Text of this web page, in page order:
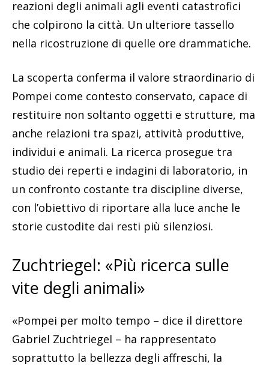
reazioni degli animali agli eventi catastrofici
che colpirono la città. Un ulteriore tassello
nella ricostruzione di quelle ore drammatiche.
La scoperta conferma il valore straordinario di
Pompei come contesto conservato, capace di
restituire non soltanto oggetti e strutture, ma
anche relazioni tra spazi, attività produttive,
individui e animali. La ricerca prosegue tra
studio dei reperti e indagini di laboratorio, in
un confronto costante tra discipline diverse,
con l’obiettivo di riportare alla luce anche le
storie custodite dai resti più silenziosi.
Zuchtriegel: «Più ricerca sulle
vite degli animali»
«Pompei per molto tempo – dice il direttore
Gabriel Zuchtriegel – ha rappresentato
soprattutto la bellezza degli affreschi, la